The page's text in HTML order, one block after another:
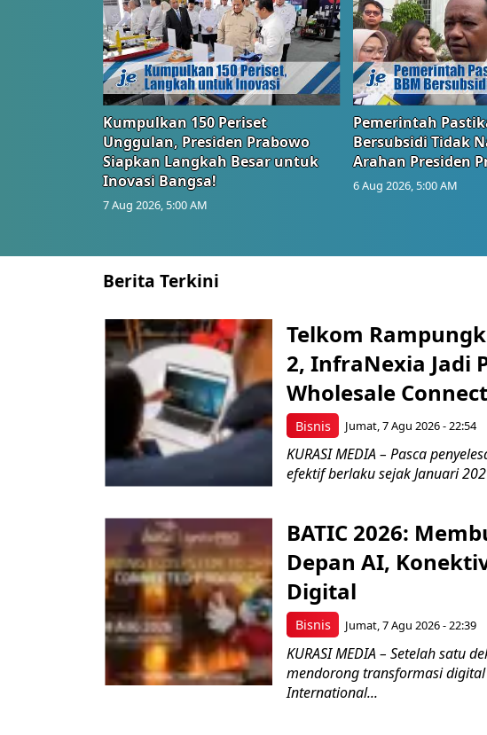
Kumpulkan 150 Periset
Unggulan, Presiden Prabowo
Siapkan Langkah Besar untuk
Inovasi Bangsa!
7 Aug 2026, 5:00 AM
Pemerintah
Bersubsidi Tidak
Arahan Presiden
6 Aug 2026, 5:00 AM
Berita Terkini
Bisnis
Telkom
2, InfraNexia Jadi
Wholesale
Jumat, 7 Agu 2026 - 22:54
KURASI MEDIA – Pasca
efektif berlaku sejak Januari
Bisnis
BATIC 2026:
Depan AI,
Digital
Jumat, 7 Agu 2026 - 22:39
KURASI MEDIA – Setelah satu
mendorong transformasi digital
International...